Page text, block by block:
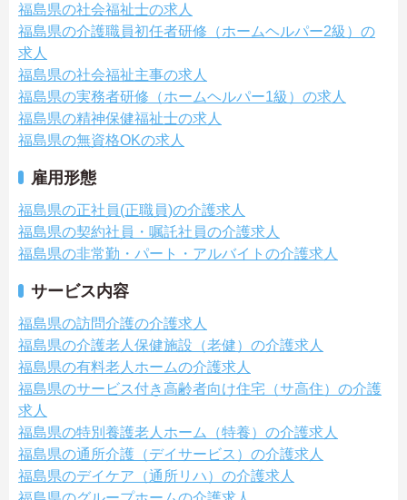
福島県の社会福祉士の求人
福島県の介護職員初任者研修（ホームヘルパー2級）の
求人
福島県の社会福祉主事の求人
福島県の実務者研修（ホームヘルパー1級）の求人
福島県の精神保健福祉士の求人
福島県の無資格OKの求人
雇用形態
福島県の正社員(正職員)の介護求人
福島県の契約社員・嘱託社員の介護求人
福島県の非常勤・パート・アルバイトの介護求人
サービス内容
福島県の訪問介護の介護求人
福島県の介護老人保健施設（老健）の介護求人
福島県の有料老人ホームの介護求人
福島県のサービス付き高齢者向け住宅（サ高住）の介護
求人
福島県の特別養護老人ホーム（特養）の介護求人
福島県の通所介護（デイサービス）の介護求人
福島県のデイケア（通所リハ）の介護求人